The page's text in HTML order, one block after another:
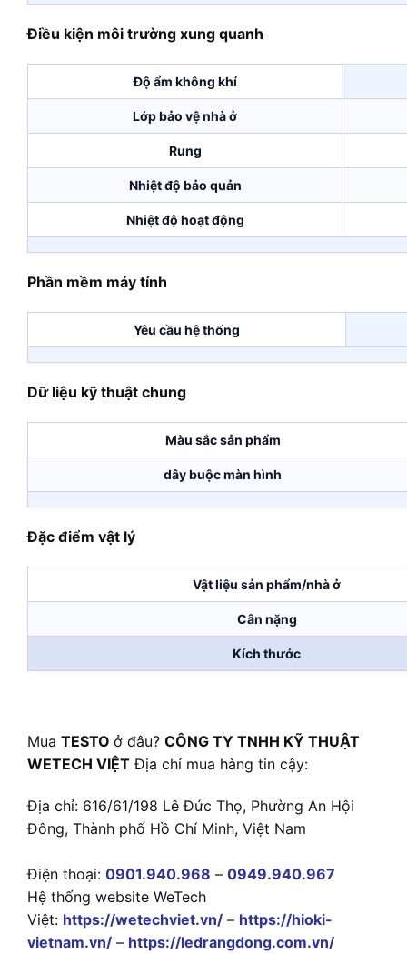
Điều kiện môi trường xung quanh
Độ ẩm không khí
Lớp bảo vệ nhà ở
Rung
Nhiệt độ bảo quản
Nhiệt độ hoạt động
Phần mềm máy tính
Yêu cầu hệ thống
Dữ liệu kỹ thuật chung
Màu sắc sản phẩm
dây buộc màn hình
Đặc điểm vật lý
Vật liệu sản phẩm/nhà ở
Cân nặng
Kích thước
Mua TESTO ở đâu? CÔNG TY TNHH KỸ THUẬT
WETECH VIỆT Địa chỉ mua hàng tin cậy:
Địa chỉ: 616/61/198 Lê Đức Thọ, Phường An Hội
Đông, Thành phố Hồ Chí Minh, Việt Nam
Điện thoại: 0901.940.968 – 0949.940.967
Hệ thống website WeTech
Việt: https://wetechviet.vn/ – https://hioki-
vietnam.vn/ – https://ledrangdong.com.vn/